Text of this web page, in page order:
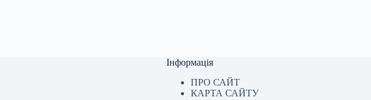
Інформація
ПРО САЙТ
КАРТА САЙТУ